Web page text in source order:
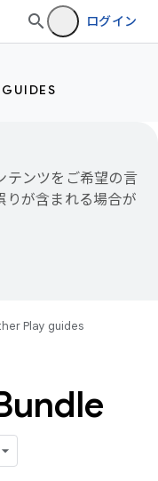
ログイン
テンツをご希望の言
りが含まれる場合が
Play guides